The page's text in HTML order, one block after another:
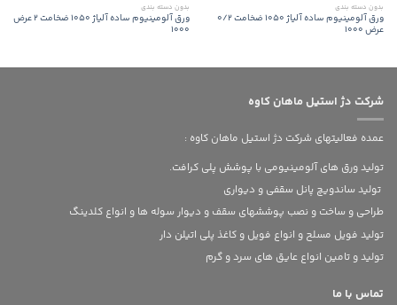
بدون‌ دسته بندی
ورق آلومینیوم ساده آلیاژ 1050 ضخامت 0/2
عرض 1000
بدون‌ دسته بندی
ورق آلومینیوم ساده آلیاژ 1050 ضخامت 2 عرض
1000
شرکت دژ استیل ماهان کاوه
عمده فعالیتهای شرکت دژ استیل ماهان کاوه :
تولید ورق های آلومینیومی با پوشش پلی کرافت.
تولید ساندویچ پانل سقفی و دیواری
طراحی و ساخت و نصب پوششهای سقف و دیوار سوله ها و انواع کلدینگ
تولید فویل مسلح و انواع فویل و کاغذ پلی اتیلن دار
تولید و تامین انواع عایق های سرد و گرم
تماس با ما